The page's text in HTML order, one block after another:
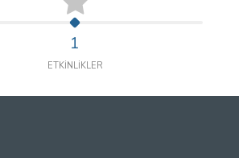
1
ETKİNLİKLER